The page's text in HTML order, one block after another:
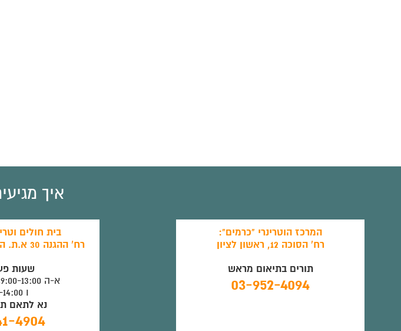
איך
המרכז הוטרינרי "כרמים":
רח' הסוכה 12, ראשון לציון
תורים בתיאום מראש
03-952-4094
בית חולים
רח' ההגנה 30 א.ת. החדש, ראשון לציון
שעות
א-ה 9:00-13:00, 17:00-20:00
ו 9:00-14:00
נא לתאם
4904